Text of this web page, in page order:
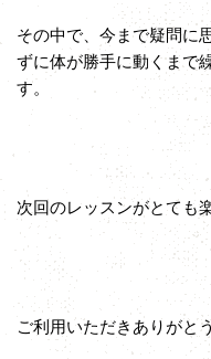
その中で、今まで疑問に
ずに体が勝手に動くまで
す。
次回のレッスンがとても
ご利用いただきありがと